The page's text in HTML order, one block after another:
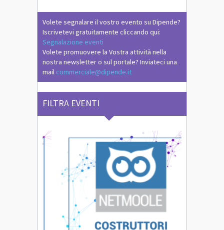
Volete segnalare il vostro evento su Dipende?
Iscrivetevi gratuitamente cliccando qui:
Segnalazione eventi
Volete promuovere la Vostra attività nella
nostra newsletter o sul portale? Inviateci una
mail commerciale@dipende.it
FILTRA EVENTI